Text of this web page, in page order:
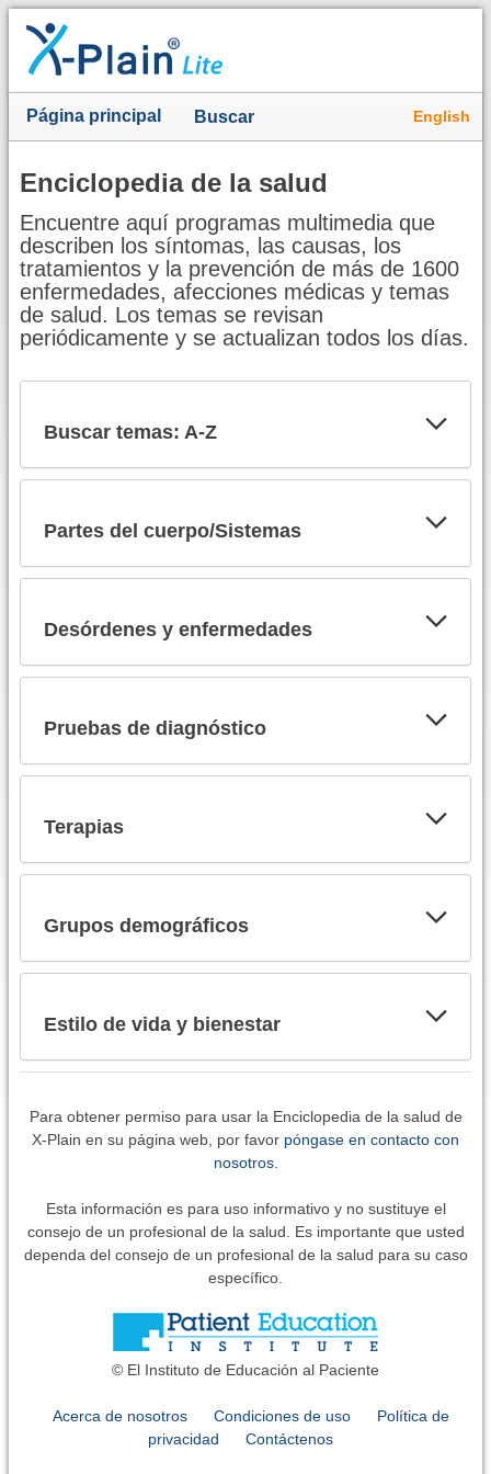
Página principal Buscar English
Enciclopedia de la salud
Encuentre aquí programas multimedia que
describen los síntomas, las causas, los
tratamientos y la prevención de más de 1600
enfermedades, afecciones médicas y temas
de salud. Los temas se revisan
periódicamente y se actualizan todos los días.
Buscar temas: A-Z
Partes del cuerpo/Sistemas
Desórdenes y enfermedades
Pruebas de diagnóstico
Terapias
Grupos demográficos
Estilo de vida y bienestar
Para obtener permiso para usar la Enciclopedia de la salud de
X-Plain en su página web, por favor póngase en contacto con
nosotros.
Esta información es para uso informativo y no sustituye el
consejo de un profesional de la salud. Es importante que usted
dependa del consejo de un profesional de la salud para su caso
específico.
© El Instituto de Educación al Paciente
Acerca de nosotros Condiciones de uso
Política de
privacidad
Contáctenos